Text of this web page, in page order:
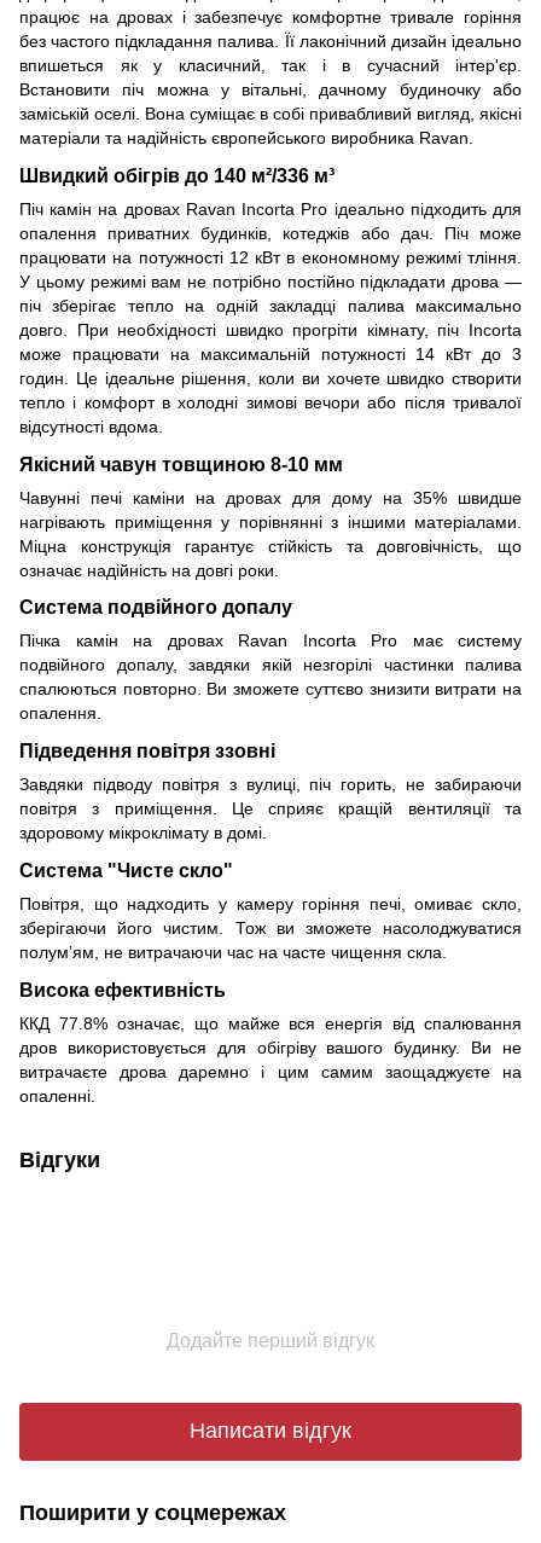
працює на дровах і забезпечує комфортне тривале горіння
без частого підкладання палива. Її лаконічний дизайн ідеально
впишеться як у класичний, так і в сучасний інтер'єр.
Встановити піч можна у вітальні, дачному будиночку або
заміській оселі. Вона суміщає в собі привабливий вигляд, якісні
матеріали та надійність європейського виробника Ravan.
Швидкий обігрів до 140 м²/336 м³
Піч камін на дровах Ravan Incorta Pro ідеально підходить для
опалення приватних будинків, котеджів або дач. Піч може
працювати на потужності 12 кВт в економному режимі тління.
У цьому режимі вам не потрібно постійно підкладати дрова —
піч зберігає тепло на одній закладці палива максимально
довго. При необхідності швидко прогріти кімнату, піч Incorta
може працювати на максимальній потужності 14 кВт до 3
годин. Це ідеальне рішення, коли ви хочете швидко створити
тепло і комфорт в холодні зимові вечори або після тривалої
відсутності вдома.
Якісний чавун товщиною 8-10 мм
Чавунні печі каміни на дровах для дому на 35% швидше
нагрівають приміщення у порівнянні з іншими матеріалами.
Міцна конструкція гарантує стійкість та довговічність, що
означає надійність на довгі роки.
Система подвійного допалу
Пічка камін на дровах Ravan Incorta Pro має систему
подвійного допалу, завдяки якій незгорілі частинки палива
спалюються повторно. Ви зможете суттєво знизити витрати на
опалення.
Підведення повітря ззовні
Завдяки підводу повітря з вулиці, піч горить, не забираючи
повітря з приміщення. Це сприяє кращій вентиляції та
здоровому мікроклімату в домі.
Система "Чисте скло"
Повітря, що надходить у камеру горіння печі, омиває скло,
зберігаючи його чистим. Тож ви зможете насолоджуватися
полум’ям, не витрачаючи час на часте чищення скла.
Висока ефективність
ККД 77.8% означає, що майже вся енергія від спалювання
дров використовується для обігріву вашого будинку. Ви не
витрачаєте дрова даремно і цим самим заощаджуєте на
опаленні.
Відгуки
Додайте перший відгук
Написати відгук
Поширити у соцмережах